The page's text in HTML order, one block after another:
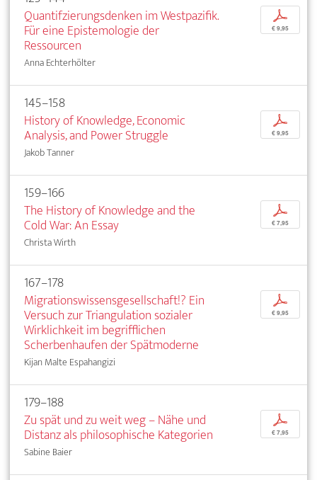
Quantifzierungsdenken im Westpazifik.
Für eine Epistemologie der
Ressourcen
Anna Echterhölter
p
€ 9,95
145–158
History of Knowledge, Economic
Analysis, and Power Struggle
Jakob Tanner
p
€ 9,95
159–166
The History of Knowledge and the
Cold War: An Essay
Christa Wirth
p
€ 7,95
167–178
Migrationswissensgesellschaft!? Ein
Versuch zur Triangulation sozialer
Wirklichkeit im begrifflichen
Scherbenhaufen der Spätmoderne
Kijan Malte Espahangizi
p
€ 9,95
179–188
Zu spät und zu weit weg – Nähe und
Distanz als philosophische Kategorien
Sabine Baier
p
€ 7,95